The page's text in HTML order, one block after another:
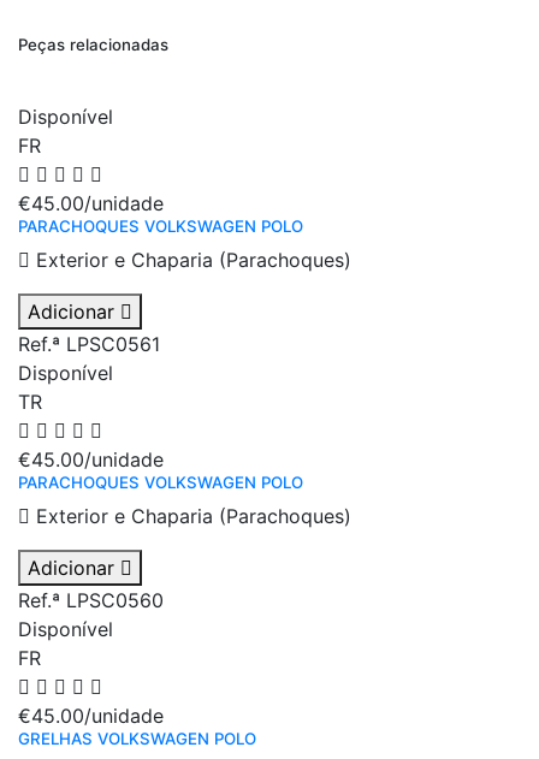
Peças relacionadas
Disponível
FR
€45.00/unidade
PARACHOQUES VOLKSWAGEN POLO
Exterior e Chaparia (Parachoques)
Adicionar
Ref.ª LPSC0561
Disponível
TR
€45.00/unidade
PARACHOQUES VOLKSWAGEN POLO
Exterior e Chaparia (Parachoques)
Adicionar
Ref.ª LPSC0560
Disponível
FR
€45.00/unidade
GRELHAS VOLKSWAGEN POLO